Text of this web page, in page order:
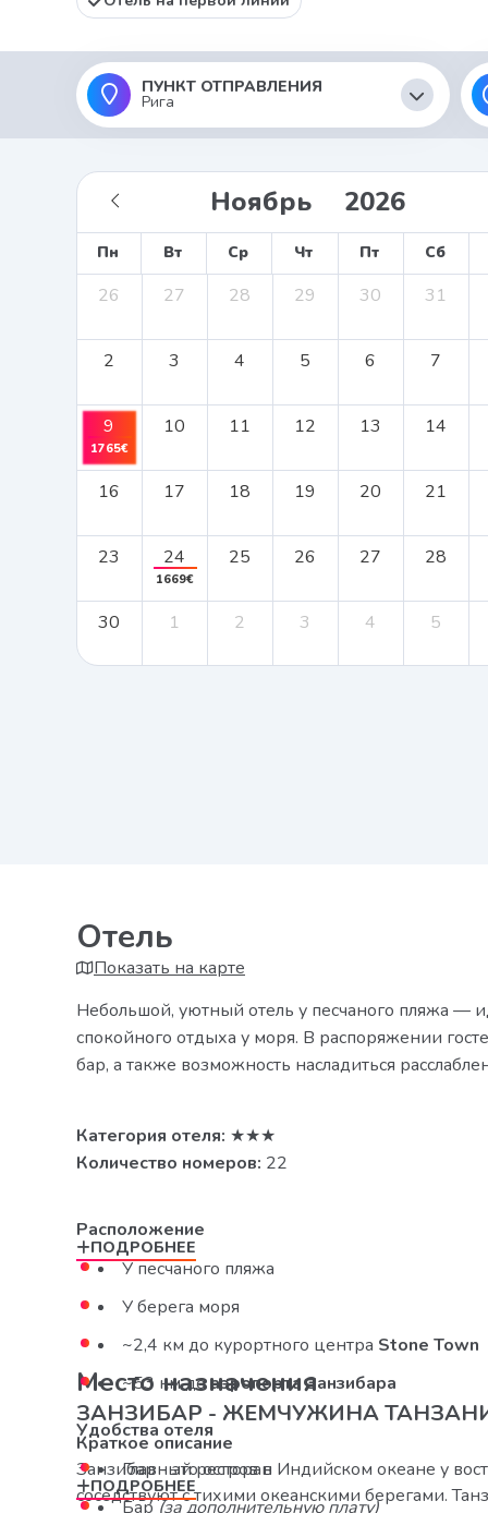
ПУНКТ ОТПРАВЛЕНИЯ
Рига
Пн Вт Ср Чт Пт Сб
26 27 28 29 30 31
2 3 4 5 6 7
9
1765€
10 11 12 13 14
16 17 18 19 20 21
23 24
1669€
25 26 27 28
30 1 2 3 4 5
Отель
Показать на карте
Небольшой, уютный отель у песчаного пляжа —
спокойного отдыха у моря. В распоряжении
бар, а также возможность насладиться
Категория отеля: ★★★
Количество номеров: 22
Расположение
У песчаного пляжа
У берега моря
~2,4 км до курортного центра Stone Town
~53 км доаэропорта Занзибара
Удобства отеля
Главный ресторан
Бар(за дополнительную плату)
ПОДРОБНЕЕ
Место назначения
ЗАНЗИБАР - ЖЕМЧУЖИНА
Краткое описание
Занзибар - это остров в Индийском океане у
соседствуют с тихими океанскими берегами.
ПОДРОБНЕЕ